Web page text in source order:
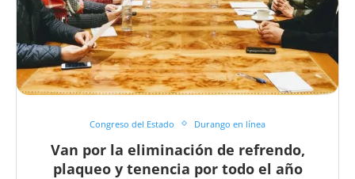
Congreso del Estado Durango en línea
Van por la eliminación de refrendo,
plaqueo y tenencia por todo el año